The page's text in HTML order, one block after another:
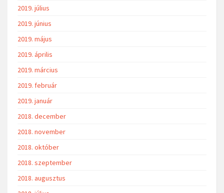
2019. július
2019. június
2019. május
2019. április
2019. március
2019. február
2019. január
2018. december
2018. november
2018. október
2018. szeptember
2018. augusztus